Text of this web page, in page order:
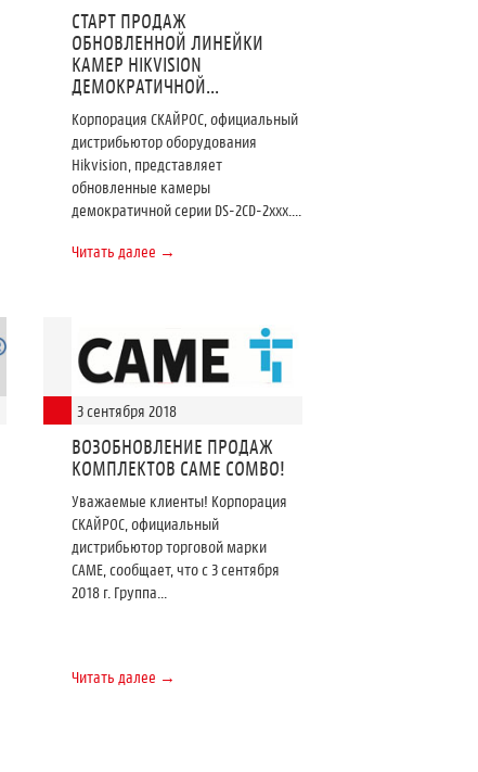
СТАРТ ПРОДАЖ
ОБНОВЛЕННОЙ ЛИНЕЙКИ
КАМЕР HIKVISION
ДЕМОКРАТИЧНОЙ...
Корпорация СКАЙРОС, официальный
дистрибьютор оборудования
Hikvision, представляет
обновленные камеры
демократичной серии DS-2CD-2xxx....
Читать далее →
3 сентября 2018
ВОЗОБНОВЛЕНИЕ ПРОДАЖ
КОМПЛЕКТОВ CAME COMBO!
Уважаемые клиенты! Корпорация
СКАЙРОС, официальный
дистрибьютор торговой марки
САМЕ, сообщает, что с 3 сентября
2018 г. Группа...
Читать далее →